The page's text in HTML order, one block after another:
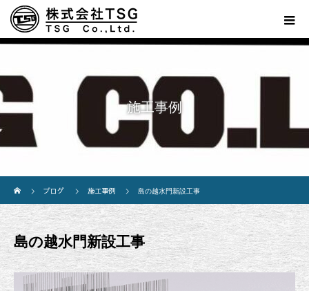
施工事例
ブログ
施工事例 島の越水門新設工事
島の越水門新設工事